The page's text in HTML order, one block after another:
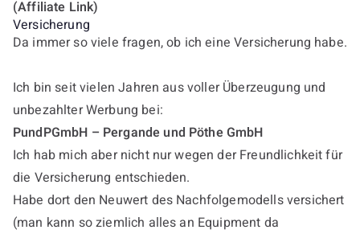
(Affiliate Link)
Versicherung
Da immer so viele fragen, ob ich eine Versicherung habe.
Ich bin seit vielen Jahren aus voller Überzeugung und
unbezahlter Werbung bei:
PundPGmbH – Pergande und Pöthe GmbH
Ich hab mich aber nicht nur wegen der Freundlichkeit für
die Versicherung entschieden.
Habe dort den Neuwert des Nachfolgemodells versichert
(man kann so ziemlich alles an Equipment da